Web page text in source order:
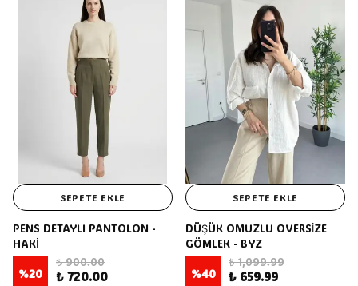
SEPETE EKLE
PENS DETAYLI PANTOLON -
HAKİ
%20
₺ 900.00
₺ 720.00
SEPETE EKLE
DÜŞÜK OMUZLU OVERSİZE
GÖMLEK - BYZ
%40
₺ 1,099.99
₺ 659.99